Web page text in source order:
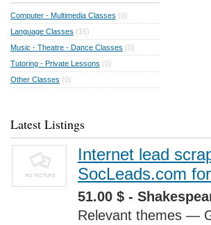
Computer - Multimedia Classes (0)
Language Classes (16)
Music - Theatre - Dance Classes (0)
Tutoring - Private Lessons (0)
Other Classes (0)
Latest Listings
Internet lead
SocLeads.com
51.00 $ -
Relevant themes —